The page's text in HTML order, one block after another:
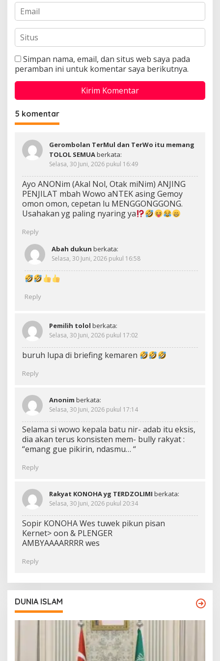
Simpan nama, email, dan situs web saya pada
peramban ini untuk komentar saya berikutnya.
5 komentar
Gerombolan TerMul dan TerWo itu memang
TOLOL SEMUAberkata:
Selasa, 30 Juni, 2026 pukul 16:49
Ayo ANONim (Akal Nol, Otak miNim) ANJING
PENJILAT mbah Wowo aNTEK asing Gemoy
omon omon, cepetan lu MENGGONGGONG.
Usahakan yg paling nyaring ya
Reply
Abah dukun berkata:
Selasa, 30 Juni, 2026 pukul 16:58
Reply
Pemilih tolol berkata:
Selasa, 30 Juni, 2026 pukul 17:02
buruh lupa di briefing kemaren
Reply
Anonim berkata:
Selasa, 30 Juni, 2026 pukul 17:14
Selama si wowo kepala batu nir- adab itu eksis,
dia akan terus konsisten mem- bully rakyat :
“emang gue pikirin, ndasmu… “
Reply
Rakyat KONOHA yg TERDZOLIMI berkata:
Selasa, 30 Juni, 2026 pukul 20:34
Sopir KONOHA Wes tuwek pikun pisan
Kernet> oon & PLENGER
AMBYAAAARRRR wes
Reply
DUNIA ISLAM